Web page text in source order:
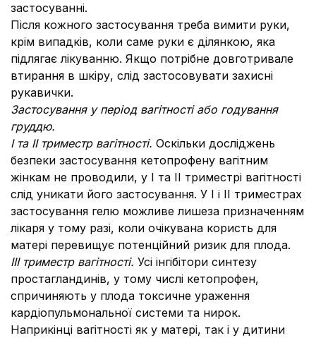
застосуванні.
Після кожного застосування треба вимити руки,
крім випадків, коли саме руки є ділянкою, яка
підлягає лікуванню. Якщо потрібне довготривале
втирання в шкіру, слід застосовувати захисні
рукавички.
Застосування у період вагітності або годування
груддю.
І та ІІ триместр вагітності. Оскільки досліджень
безпеки застосування кетопрофену вагітним
жінкам не проводили, у І та ІІ триместрі вагітності
слід уникати його застосування. У І і ІІ триместрах
застосування гелю можливе лишеза призначенням
лікаря у тому разі, коли очікувана користь для
матері перевищує потенційний ризик для плода.
ІІІ триместр вагітності. Усі інгібітори синтезу
простагландинів, у тому числі кетопрофен,
спричиняють у плода токсичне ураження
кардіопульмональної системи та нирок.
Наприкінці вагітності як у матері, так і у дитини